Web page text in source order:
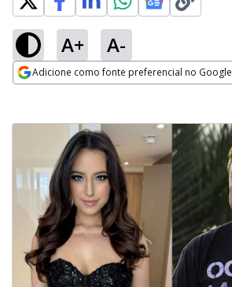
A+ A-
Adicione como fonte preferencial no Google